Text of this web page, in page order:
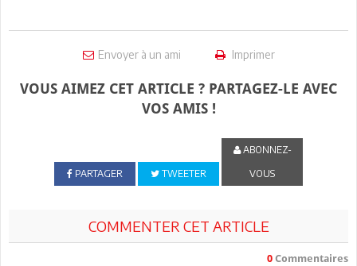
Envoyer à un ami Imprimer
VOUS AIMEZ CET ARTICLE ? PARTAGEZ-LE AVEC
VOS AMIS !
PARTAGER TWEETER
ABONNEZ-
VOUS
COMMENTER CET ARTICLE
0 Commentaires